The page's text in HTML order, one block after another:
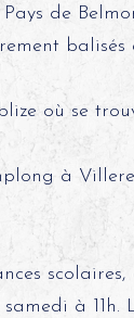
de
balisés
où se
à
scolaires,
à 11h.